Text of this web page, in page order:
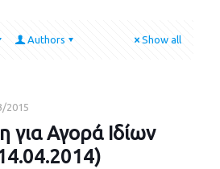
Authors Show all
2015
για Αγορά Ιδίων